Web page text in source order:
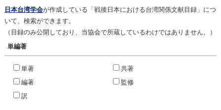
日本台湾学会が作成している「戦後日本における台湾関係文献目録」につ
いて、検索ができます。
（目録のみ公開しており、当協会で所蔵しているわけではありません。）
単編著
単著
共著
編著
監修
訳